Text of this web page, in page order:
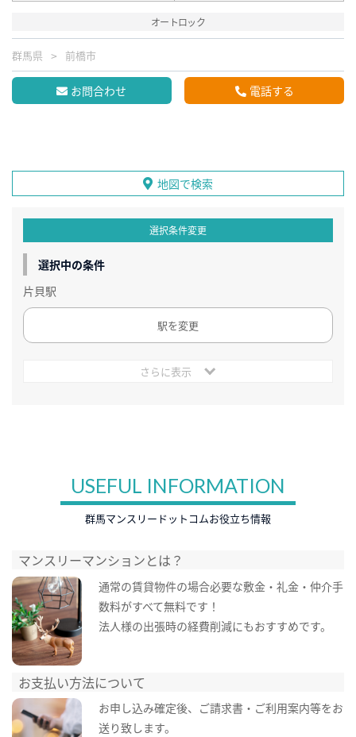
オートロック
群馬県 前橋市
お問合わせ 電話する
地図で検索
選択条件変更
選択中の条件
片貝駅
駅を変更
さらに表示
USEFUL INFORMATION
群馬マンスリードットコムお役立ち情報
マンスリーマンションとは？
通常の賃貸物件の場合必要な敷金・礼金・仲介手
数料がすべて無料です！
法人様の出張時の経費削減にもおすすめです。
お支払い方法について
お申し込み確定後、ご請求書・ご利用案内等をお
送り致します。